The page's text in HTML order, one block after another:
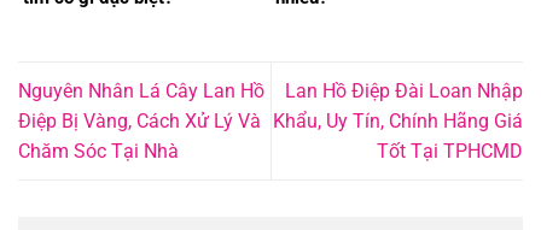
Nguyên Nhân Lá Cây Lan Hồ
Điệp Bị Vàng, Cách Xử Lý Và
Chăm Sóc Tại Nhà
Lan Hồ Điệp Đài Loan Nhập
Khẩu, Uy Tín, Chính Hãng Giá
Tốt Tại TPHCMD